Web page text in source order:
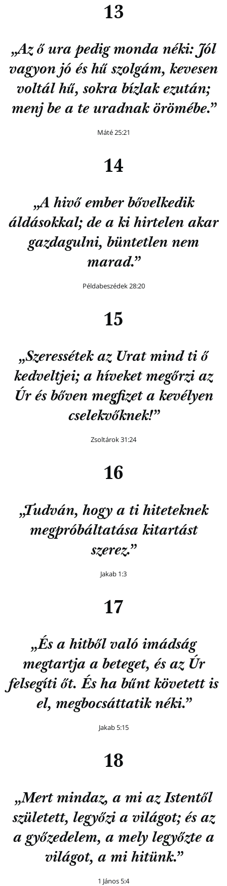
13
„Az ő ura pedig monda néki: Jól
vagyon jó és hű szolgám, kevesen
voltál hű, sokra bízlak ezután;
menj be a te uradnak örömébe.”
Máté 25:21
14
„A hivő ember bővelkedik
áldásokkal; de a ki hirtelen akar
gazdagulni, büntetlen nem
marad.”
Példabeszédek 28:20
15
„Szeressétek az Urat mind ti ő
kedveltjei; a híveket megőrzi az
Úr és bőven megfizet a kevélyen
cselekvőknek!”
Zsoltárok 31:24
16
„Tudván, hogy a ti hiteteknek
megpróbáltatása kitartást
szerez.”
Jakab 1:3
17
„És a hitből való imádság
megtartja a beteget, és az Úr
felsegíti őt. És ha bűnt követett is
el, megbocsáttatik néki.”
Jakab 5:15
18
„Mert mindaz, a mi az Istentől
született, legyőzi a világot; és az
a győzedelem, a mely legyőzte a
világot, a mi hitünk.”
1 János 5:4